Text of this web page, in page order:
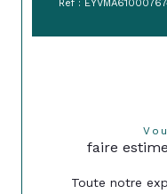
Réf :
faire
Toute notre